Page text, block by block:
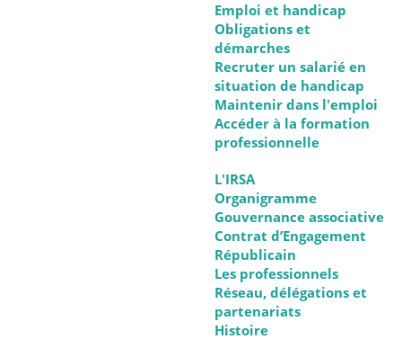
Emploi et handicap
Obligations et
démarches
Recruter un salarié en
situation de handicap
Maintenir dans l'emploi
Accéder à la formation
professionnelle
L'IRSA
Organigramme
Gouvernance associative
Contrat d’Engagement
Républicain
Les professionnels
Réseau, délégations et
partenariats
Histoire